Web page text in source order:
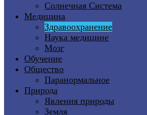
Солнечная Система
Медицина
Здравоохранение
Наука медицине
Мозг
Обучение
Общество
Паранормальное
Природа
Явления природы
Земля